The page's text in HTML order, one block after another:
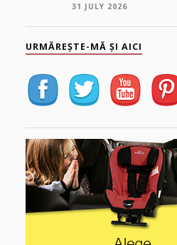
31 JULY 2026
URMĂREȘTE-MĂ ȘI AICI